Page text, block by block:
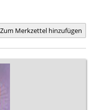
Zum Merkzettel hinzufügen